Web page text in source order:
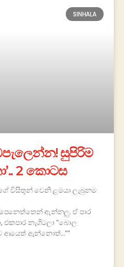
SINHALA
සුපිරිම
2 කොටස
විසිතුන් වෙනි ළමයා ලැබුනම
ඇන්නලු. ඒ පාර
නැගිටලා “බොල
ආයෙත් ඇන්නොත්…‍””